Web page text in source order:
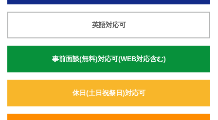
英語対応可
事前面談(無料)対応可(WEB対応含む)
休日(土日祝祭日)対応可